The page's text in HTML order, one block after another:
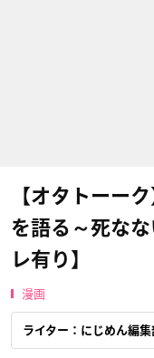
【オタトーー
を語る～死な
レ有り】
漫画
ライター：にじめん編集